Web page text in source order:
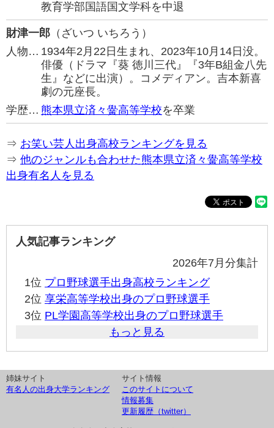
教育学部国語国文学科を中退
財津一郎 （ざいつ いちろう）
人物… 1934年2月22日生まれ、2023年10月14日没。
俳優（ドラマ『葵 徳川三代』『3年B組金八先
生』などに出演）。コメディアン。吉本新喜
劇の元座長。
学歴… 熊本県立済々黌高等学校を卒業
⇒ お笑い芸人出身高校ランキングを見る
⇒ 他のジャンルも合わせた熊本県立済々黌高等学校
出身有名人を見る
人気記事ランキング
2026年7月分集計
1位 プロ野球選手出身高校ランキング
2位 享栄高等学校出身のプロ野球選手
3位 PL学園高等学校出身のプロ野球選手
もっと見る
姉妹サイト
有名人の出身大学ランキング
サイト情報
このサイトについて
情報募集
更新履歴（twitter）